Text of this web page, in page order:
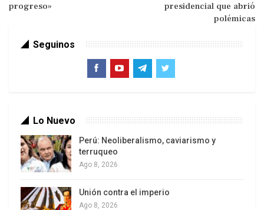
Página 12
Ese informe oficial fue presentado por la ministra
del gobierno Von der Leyen, del conservador
Partido Demócrata-Cristiano. Es decir, no son
cifras elaboradas por la izquierda o por algún
progreso»
presidencial que abrió
polémicas
Seguinos
Lo Nuevo
Perú: Neoliberalismo, caviarismo y
terruqueo
Ago 8, 2026
Unión contra el imperio
Ago 8, 2026